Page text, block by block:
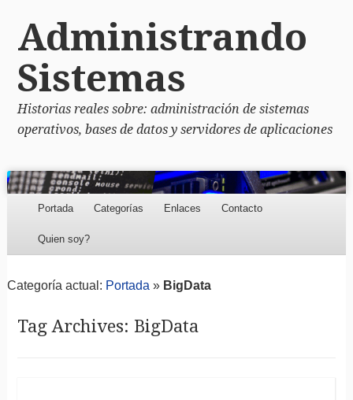
Administrando
Sistemas
Historias reales sobre: administración de sistemas
operativos, bases de datos y servidores de aplicaciones
Menu
Skip to content
Portada Categorías Enlaces Contacto
Quien soy?
Categoría actual: Portada » BigData
Tag Archives: BigData